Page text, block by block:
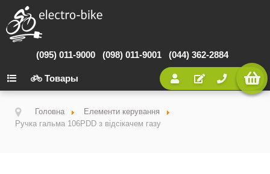
(095) 011-9000 (098) 011-9001 (044) 362-2884
Товары
Головна
Елементи керування
Ручка гальма 106PDD з відсікачем газу